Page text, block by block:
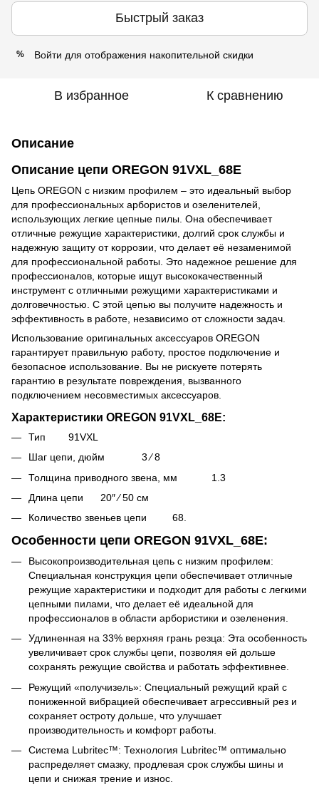
Быстрый заказ
% Войти для отображения накопительной скидки
В избранное К сравнению
Описание
Описание цепи OREGON 91VXL_68E
Цепь OREGON с низким профилем – это идеальный выбор
для профессиональных арбористов и озеленителей,
использующих легкие цепные пилы. Она обеспечивает
отличные режущие характеристики, долгий срок службы и
надежную защиту от коррозии, что делает её незаменимой
для профессиональной работы. Это надежное решение для
профессионалов, которые ищут высококачественный
инструмент с отличными режущими характеристиками и
долговечностью. С этой цепью вы получите надежность и
эффективность в работе, независимо от сложности задач.
Использование оригинальных аксессуаров OREGON
гарантирует правильную работу, простое подключение и
безопасное использование. Вы не рискуете потерять
гарантию в результате повреждения, вызванного
подключением несовместимых аксессуаров.
Характеристики OREGON 91VXL_68E:
Тип 91VXL
Шаг цепи, дюйм 3 ⁄ 8
Толщина приводного звена, мм 1.3
Длина цепи 20″ ⁄ 50 см
Количество звеньев цепи 68.
Особенности цепи OREGON 91VXL_68E:
Высокопроизводительная цепь с низким профилем:
Специальная конструкция цепи обеспечивает отличные
режущие характеристики и подходит для работы с легкими
цепными пилами, что делает её идеальной для
профессионалов в области арбористики и озеленения.
Удлиненная на 33% верхняя грань резца: Эта особенность
увеличивает срок службы цепи, позволяя ей дольше
сохранять режущие свойства и работать эффективнее.
Режущий «получизель»: Специальный режущий край с
пониженной вибрацией обеспечивает агрессивный рез и
сохраняет остроту дольше, что улучшает
производительность и комфорт работы.
Система Lubritec™: Технология Lubritec™ оптимально
распределяет смазку, продлевая срок службы шины и
цепи и снижая трение и износ.